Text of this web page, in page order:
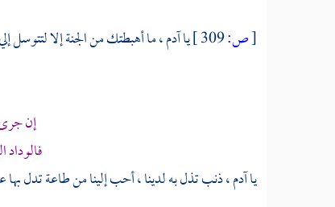
[ص: ياآدم ،ما أهبطتك من الجنة إلا لتتوسل
إن
ياآدم ،ذنب تذل به لدينا ، أحب إلينا من طاعة تدل بها